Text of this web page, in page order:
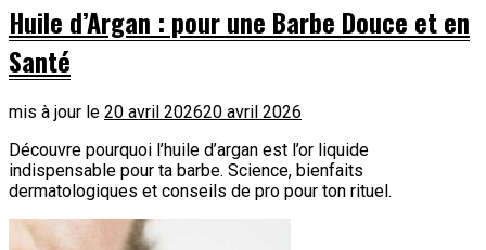
Huile d’Argan : pour une Barbe Douce et en
Santé
mis à jour le 20 avril 202620 avril 2026
Découvre pourquoi l’huile d’argan est l’or liquide
indispensable pour ta barbe. Science, bienfaits
dermatologiques et conseils de pro pour ton rituel.